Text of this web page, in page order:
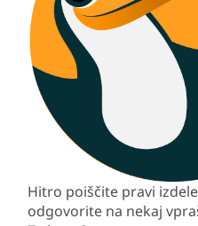
Hitro poiščite pravi
odgovorite na nekaj